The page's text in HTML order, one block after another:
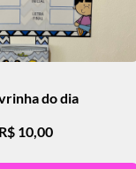
do dia
R$10,00